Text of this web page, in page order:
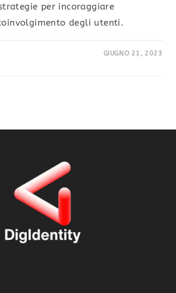
per incoraggiare
degli utenti.
GIUGNO 21, 2023